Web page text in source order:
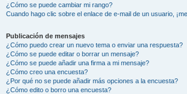
¿Cómo se puede cambiar mi rango?
Cuando hago clic sobre el enlace de e-mail de un usuario,
Publicación de mensajes
¿Cómo puedo crear un nuevo tema o enviar una respuesta?
¿Cómo se puede editar o borrar un mensaje?
¿Cómo se puede añadir una firma a mi mensaje?
¿Cómo creo una encuesta?
¿Por qué no se puede añadir más opciones a la encuesta?
¿Cómo edito o borro una encuesta?